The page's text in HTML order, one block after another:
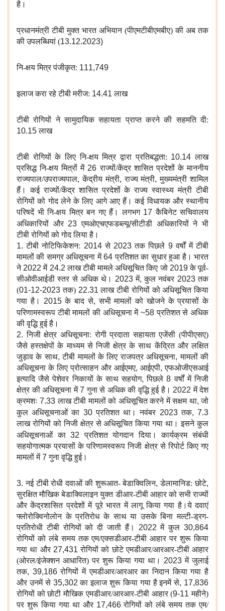
है।
प्रधानमंत्री टीबी मुक्त भारत अभियान (पीएमटीबीएमबीए) की अब तक
की उपलब्धियां (13.12.2023)
नि-क्षय मित्र पंजीकृत: 111,749
इलाज करा रहे टीबी मरीज: 14.41लाख
टीबी रोगियों ने सामुदायिक सहायता प्राप्त करने की सहमति दी:
10.15लाख
टीबी रोगियों के लिए नि-क्षय मित्र द्वारा प्रतिबद्धता: 10.14लाख
प्रसिद्ध नि-क्षय मित्रों में26राज्यों/केंद्र शासित प्रदेशों के माननीय
राज्यपाल/उपराज्यपाल,केंद्रीय मंत्री,राज्य मंत्री,मुख्यमंत्री शामिल
हैं। कई राज्यों/केंद्र शासित प्रदेशों के राज्य स्वास्थ्य मंत्री टीबी
रोगियों को गोद लेने के लिए आगे आए हैं। कई विधायक और स्थानीय
परिषदें भी नि-क्षय मित्र बन गए हैं। लगभग 17कैबिनेट सचिवालय
अधिकारियों और23एमओएचएफडब्ल्यू/सीटीडी अधिकारियों ने भी
टीबी रोगियों को गोद लिया है।
1.टीबी नोटिफिकेशन: 2014से 2023तक पिछले 9वर्षों में टीबी
मामलों की समग्र अधिसूचना में64 प्रतिशत का सुधार हुआ है। भारत
ने2022में 24.2लाख टीबी मामले अधिसूचित किए जो 2019के पूर्व-
सीओवीआईडी स्तर से अधिक थे। 2023में,कुल नवंबर 2023तक
(01-12-2023तक) 22.31लाख टीबी रोगियों को अधिसूचित किया
गया है। 2015के बाद से,सभी मामलों को खोजने के प्रयासों के
परिणामस्वरूप टीबी मामलों की अधिसूचना में ~58 प्रतिशत से अधिक
की वृद्धि हुई है।
2.निजी क्षेत्र अधिसूचना: रोगी प्रदाता सहायता एजेंसी (पीपीएसए)
जैसे हस्तक्षेपों के माध्यम से निजी क्षेत्र के साथ केंद्रित और लक्षित
जुड़ाव के साथ,टीबी मामलों के लिए राजपत्र अधिसूचना,मामलों की
अधिसूचना के लिए प्रोत्साहन और आईएमए, आईएपी,एफओजीएसआई
इत्यादि जैसे पेशेवर निकायों के साथ सहयोग,पिछले8वर्षों में निजी
क्षेत्र की अधिसूचना में7गुना से अधिक की वृद्धि हुई है। 2022में देश
क्रमशः7.33लाख टीबी मामलों को अधिसूचित करने में सक्षम था,जो
कुल अधिसूचनाओं का 30प्रतिशत था। नवंबर 2023तक, 7.3
लाख रोगियों को निजी क्षेत्र से अधिसूचित किया गया था। इसने कुल
अधिसूचनाओं का32 प्रतिशत योगदान दिया। कार्यक्रम संबंधी
सहयोगात्मक प्रयासों के परिणामस्वरूप निजी क्षेत्र से रिपोर्ट किए गए
मामलों में7गुना वृद्धि हुई।
3.नई टीबी रोधी दवाओं की शुरूआत- बेडाक्विलिन,डेलामानिड: छोटे,
सुरक्षित मौखिक बेडाक्विलाइन युक्त डीआर-टीबी आहार को सभी राज्यों
और केंद्रशासित प्रदेशों में पूरे भारत में लागू किया गया है।ये दवाएं
फ्लोरोक्विनोलोन के प्रतिरोध के साथ या उसके बिना मल्टी-ड्रग-
प्रतिरोधी टीबी रोगियों को दी जाती हैं। 2022में कुल30,864
रोगियों को लंबे समय तक एम/एक्सडीआर-टीबी आहार पर शुरू किया
गया था और 27,431रोगियों को छोटे एमडीआर/आरआर-टीबी आहार
(ओरल/इंजेक्शन आधारित) पर शुरू किया गया था। 2023में जुलाई
तक, 39,186रोगियों में एमडीआर/आरआर का निदान किया गया है
और उनमें से 35,302का इलाज शुरू किया गया है इनमें से, 17,836
रोगियों को छोटी मौखिक एमडीआर/आरआर-टीबी आहार (9-11महीने)
पर शुरू किया गया था और 17,466रोगियों को लंबे समय तक एम/